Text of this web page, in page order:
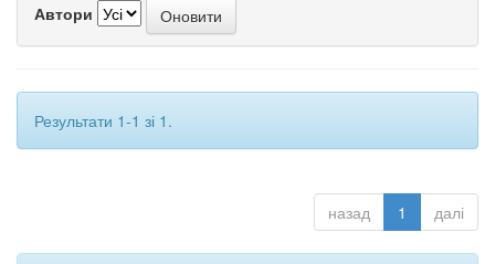
Автори
Результати 1-1 зі 1.
назад 1 далі